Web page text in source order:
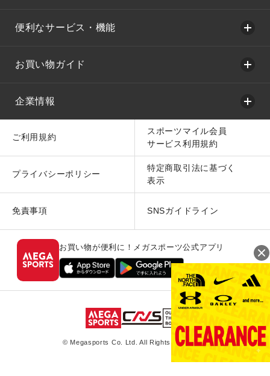
便利なサービス・機能
お買い物ガイド
企業情報
ご利用規約
スポーツマイル会員
サービス利用規約
プライバシーポリシー
特定商取引法に基づく
表示
免責事項 SNSガイドライン
お買い物が便利に！メガスポーツ公式アプリ
© Megasports Co. Ltd. All Rights Reserved.